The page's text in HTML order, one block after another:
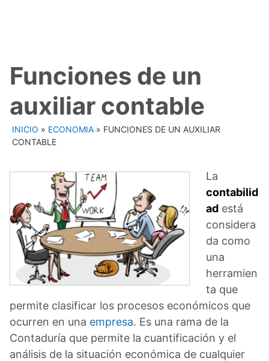
Funciones de un
auxiliar contable
INICIO » ECONOMIA » FUNCIONES DE UN AUXILIAR
CONTABLE
La
contabilid
ad está
considera
da como
una
herramien
ta que
permite clasificar los procesos económicos que
ocurren en una empresa. Es una rama de la
Contaduría que permite la cuantificación y el
análisis de la situación económica de cualquier